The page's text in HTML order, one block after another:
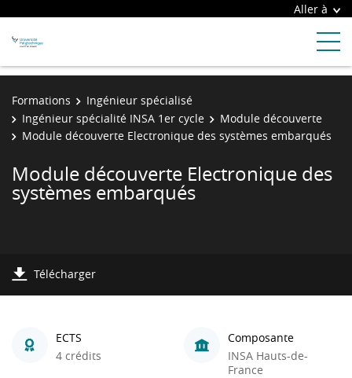
Aller à
Formations
Ingénieur spécialisé
Ingénieur spécialité INSA 1er cycle
Module découverte
Module découverte Electronique des systèmes embarqués
Module découverte Electronique des
systèmes embarqués
Télécharger
ECTS
4 crédits
Composante
INSA Hauts-de-
France